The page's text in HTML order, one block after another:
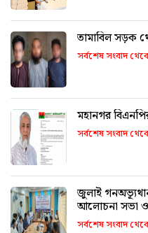
তামাবিল সড়ক
সর্বশেষ সংবাদ
মহানগর
সর্বশেষ সংবাদ
জুলাই
আলোচনা সভা ও
সর্বশেষ সংবাদ